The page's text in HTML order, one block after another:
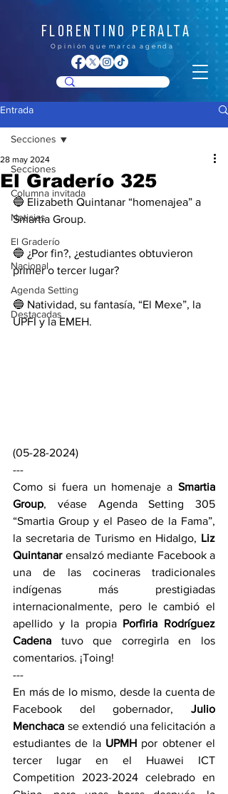
FLORENTINO PERALTA
O p i n i ó n q u e m a r c a a g e n d a
Entrada
Secciones
Columna invitada
Noticias
El Graderío
Nacional
Agenda Setting
Destacadas
Secciones
El Graderío 325
28 may 2024
🔵 Elizabeth Quintanar “homenajea” a
Smartia Group.
🔵 ¿Por fin?, ¿estudiantes obtuvieron
primer o tercer lugar?
🔵 Natividad, su fantasía, “El Mexe”, la
UPFI y la EMEH.
(05-28-2024)
---
Como si fuera un homenaje a Smartia
Group, véase Agenda Setting 305
“Smartia Group y el Paseo de la Fama”,
la secretaria de Turismo en Hidalgo, Liz
Quintanar ensalzó mediante Facebook a
una de las cocineras tradicionales
indígenas más prestigiadas
internacionalmente, pero le cambió el
apellido y la propia Porfiria Rodríguez
Cadena tuvo que corregirla en los
comentarios. ¡Toing!
---
En más de lo mismo, desde la cuenta de
Facebook del gobernador, Julio
Menchaca se extendió una felicitación a
estudiantes de la UPMH por obtener el
tercer lugar en el Huawei ICT
Competition 2023-2024 celebrado en